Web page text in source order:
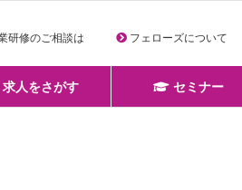
研修のご相談は フェローズについて
求人をさがす セミナー